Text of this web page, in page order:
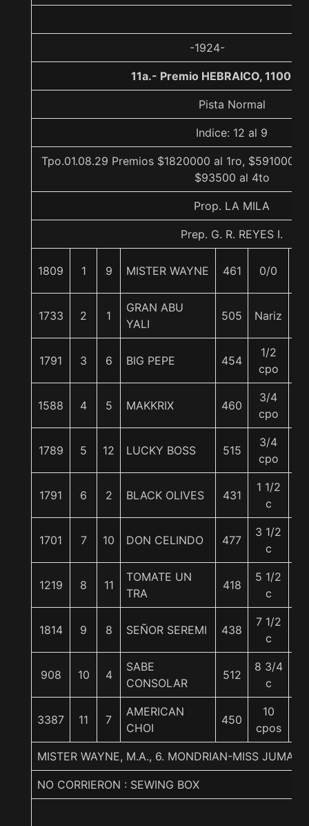
-1924-
11a.- Premio HEBRAICO, 1100
Pista Normal
Indice: 12 al 9
Tpo.01.08.29 Premios $1820000 al 1ro, $591000
$93500 al 4to
Prop. LA MILA
Prep. G. R. REYES I.
1809 1 9 MISTER WAYNE 461 0/0
1733 2 1
GRAN ABU
YALI
505 Nariz
1791 3 6 BIG PEPE 454
1/2
cpo
1588 4 5 MAKKRIX 460
3/4
cpo
1789 5 12 LUCKY BOSS 515
3/4
cpo
1791 6 2 BLACK OLIVES 431
1 1/2
c
1701 7 10 DON CELINDO 477
3 1/2
c
1219 8 11
TOMATE UN
TRA
418
5 1/2
c
1814 9 8 SEÑOR SEREMI 438
7 1/2
c
908 10 4
SABE
CONSOLAR
512
8 3/4
c
3387 11 7
AMERICAN
CHOI
450
10
cpos
MISTER WAYNE, M.A., 6. MONDRIAN-MISS
NO CORRIERON : SEWING BOX